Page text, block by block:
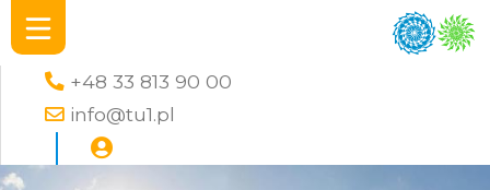
+48 33 813 90 00
info@tu1.pl